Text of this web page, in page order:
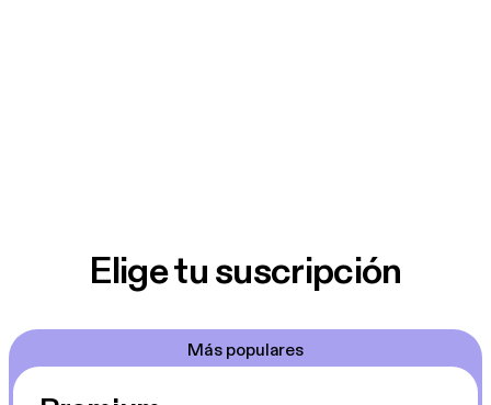
Elige tu suscripción
Más populares